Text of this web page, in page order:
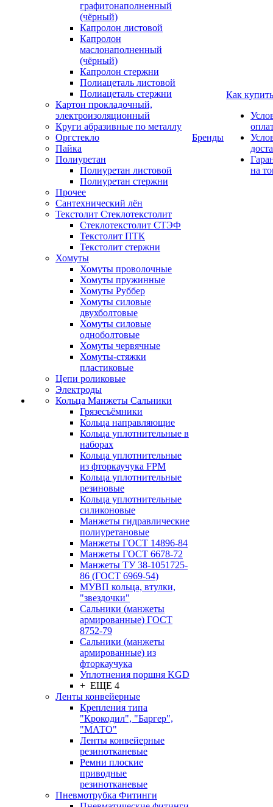
графитонаполненный
(чёрный)
Капролон листовой
Капролон
маслонаполненный
(чёрный)
Капролон стержни
Полиацеталь листовой
Полиацеталь стержни
Картон прокладочный,
электроизоляционный
Круги абразивные по металлу
Оргстекло
Пайка
Полиуретан
Полиуретан листовой
Полиуретан стержни
Прочее
Сантехнический лён
Текстолит Стеклотекстолит
Стеклотекстолит СТЭФ
Текстолит ПТК
Текстолит стержни
Хомуты
Хомуты проволочные
Хомуты пружинные
Хомуты Руббер
Хомуты силовые
двухболтовые
Хомуты силовые
одноболтовые
Хомуты червячные
Хомуты-стяжки
пластиковые
Цепи роликовые
Электроды
Кольца Манжеты Сальники
Грязесъёмники
Кольца направляющие
Кольца уплотнительные в
наборах
Кольца уплотнительные
из фторкаучука FPM
Кольца уплотнительные
резиновые
Кольца уплотнительные
силиконовые
Манжеты гидравлические
полиуретановые
Манжеты ГОСТ 14896-84
Манжеты ГОСТ 6678-72
Манжеты ТУ 38-1051725-
86 (ГОСТ 6969-54)
МУВП кольца, втулки,
"звездочки"
Сальники (манжеты
армированные) ГОСТ
8752-79
Сальники (манжеты
армированные) из
фторкаучука
Уплотнения поршня KGD
+ ЕЩЕ 4
Ленты конвейерные
Крепления типа
"Крокодил", "Баргер",
"МАТО"
Ленты конвейерные
резинотканевые
Ремни плоские
приводные
резинотканевые
Пневмотрубка Фитинги
Бренды
Как купить
на